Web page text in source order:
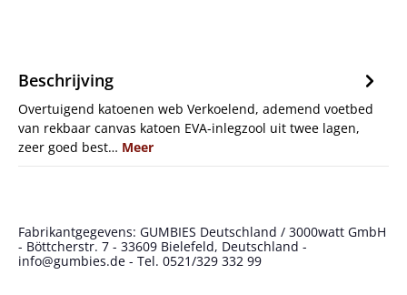
Beschrijving
Overtuigend katoenen web Verkoelend, ademend voetbed
van rekbaar canvas katoen EVA-inlegzool uit twee lagen,
zeer goed best… Meer
Fabrikantgegevens: GUMBIES Deutschland / 3000watt GmbH
- Böttcherstr. 7 - 33609 Bielefeld, Deutschland -
info@gumbies.de - Tel. 0521/329 332 99